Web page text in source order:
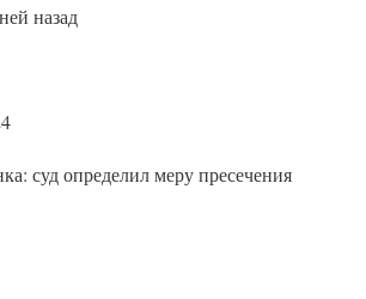
назад
суд определил меру пресечения